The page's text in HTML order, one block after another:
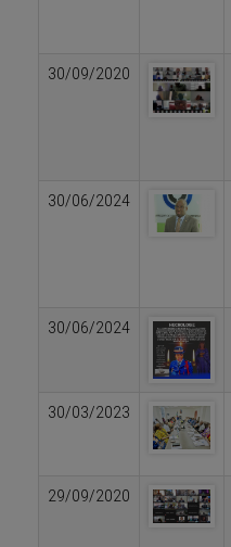
30/09/2020
30/06/2024
30/06/2024
30/03/2023
29/09/2020